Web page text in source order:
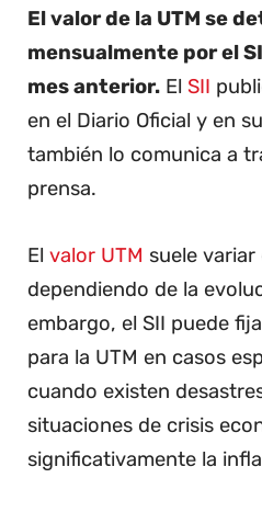
El valor de la UTM se
mensualmente por el
mes anterior. El SII
en el Diario Oficial y en
también lo comunica a
prensa.
El valor UTM suele
dependiendo de la
embargo, el SII puede
para la UTM en casos
cuando existen
situaciones de crisis
significativamente la